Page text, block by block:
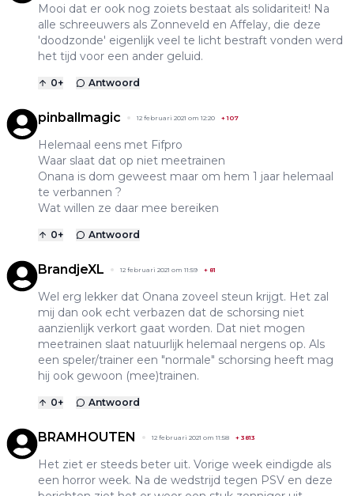
Mooi dat er ook nog zoiets bestaat als solidariteit! Na
alle schreeuwers als Zonneveld en Affelay, die deze
'doodzonde' eigenlijk veel te licht bestraft vonden werd
het tijd voor een ander geluid.
0+ Antwoord
pinballmagic 12 februari 2021 om 12:20 +107
Helemaal eens met Fifpro
Waar slaat dat op niet meetrainen
Onana is dom geweest maar om hem 1 jaar helemaal
te verbannen ?
Wat willen ze daar mee bereiken
0+ Antwoord
BrandjeXL 12 februari 2021 om 11:59 + 81
Wel erg lekker dat Onana zoveel steun krijgt. Het zal
mij dan ook echt verbazen dat de schorsing niet
aanzienlijk verkort gaat worden. Dat niet mogen
meetrainen slaat natuurlijk helemaal nergens op. Als
een speler/trainer een "normale" schorsing heeft mag
hij ook gewoon (mee)trainen.
0+ Antwoord
BRAMHOUTEN 12 februari 2021 om 11:58 + 3813
Het ziet er steeds beter uit. Vorige week eindigde als
een horror week. Na de wedstrijd tegen PSV en deze